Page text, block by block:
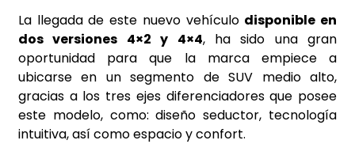
La llegada de este nuevo vehículo disponible en
dos versiones 4×2 y 4×4, ha sido una gran
oportunidad para que la marca empiece a
ubicarse en un segmento de SUV medio alto,
gracias a los tres ejes diferenciadores que posee
este modelo, como: diseño seductor, tecnología
intuitiva, así como espacio y confort.